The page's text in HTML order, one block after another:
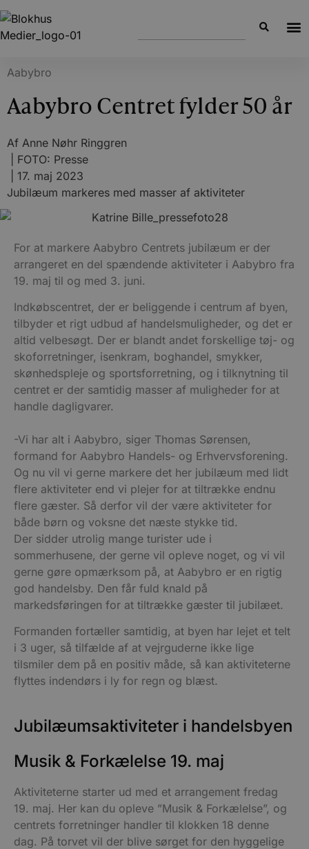
Aabybro
Aabybro Centret fylder 50 år
Af Anne Nøhr Ringgren
| FOTO: Presse
17. maj 2023
Jubilæum markeres med masser af aktiviteter
For at markere Aabybro Centrets jubilæum er der
arrangeret en del spændende aktiviteter i Aabybro fra
19. maj til og med 3. juni.
Indkøbscentret, der er beliggende i centrum af byen,
tilbyder et rigt udbud af handelsmuligheder, og det er
altid velbesøgt. Der er blandt andet forskellige tøj- og
skoforretninger, isenkram, boghandel, smykker,
skønhedspleje og sportsforretning, og i tilknytning til
centret er der samtidig masser af muligheder for at
handle dagligvarer.
-Vi har alt i Aabybro, siger Thomas Sørensen,
formand for Aabybro Handels- og Erhvervsforening.
Og nu vil vi gerne markere det her jubilæum med lidt
flere aktiviteter end vi plejer for at tiltrække endnu
flere gæster. Så derfor vil der være aktiviteter for
både børn og voksne det næste stykke tid.
Der sidder utrolig mange turister ude i
sommerhusene, der gerne vil opleve noget, og vi vil
gerne gøre opmærksom på, at Aabybro er en rigtig
god handelsby. Den får fuld knald på
markedsføringen for at tiltrække gæster til jubilæet.
Formanden fortæller samtidig, at byen har lejet et telt
i 3 uger, så tilfælde af at vejrguderne ikke lige
tilsmiler dem på en positiv måde, så kan aktiviteterne
flyttes indendørs i ly for regn og blæst.
Jubilæumsaktiviteter i handelsbyen
Musik & Forkælelse 19. maj
Aktiviteterne starter ud med et arrangement fredag
19. maj. Her kan du opleve ”Musik & Forkælelse”, og
centrets forretninger handler til klokken 18 denne
dag. På torvet vil der blive sørget for den hyggelige